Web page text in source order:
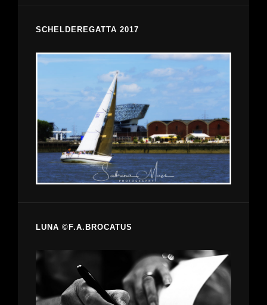
SCHELDEREGATTA 2017
LUNA ©F.A.BROCATUS